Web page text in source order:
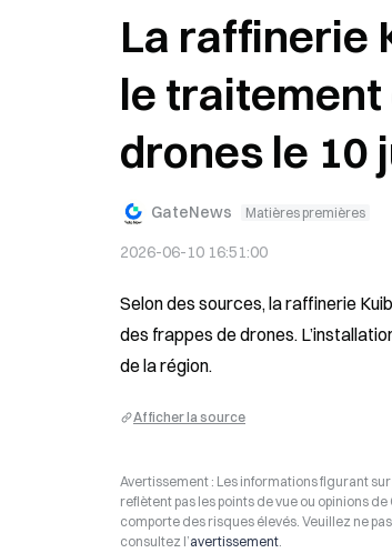
La raffinerie
le traitement
drones le 10
GateNews Matières premières
2026-06-10 16:51:00
Selon des sources, la raffinerie
des frappes de drones.
de la région.
Afficher la source
Avertissement : Les informations figurant
reflètent pas les points de vue ou opinions
comporte des risques élevés. Veuillez ne
consultez l’avertissement.